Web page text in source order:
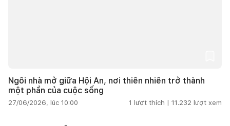
Ngôi nhà mở giữa Hội An, nơi thiên nhiên trở thành
một phần của cuộc sống
27/06/2026, lúc 10:00 1 lượt thích | 11.232 lượt xem